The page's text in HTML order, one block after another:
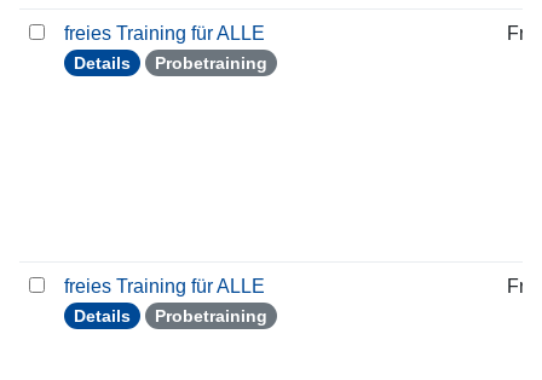
freies Training für ALLE
Details Probetraining
freies Training für ALLE
Details Probetraining